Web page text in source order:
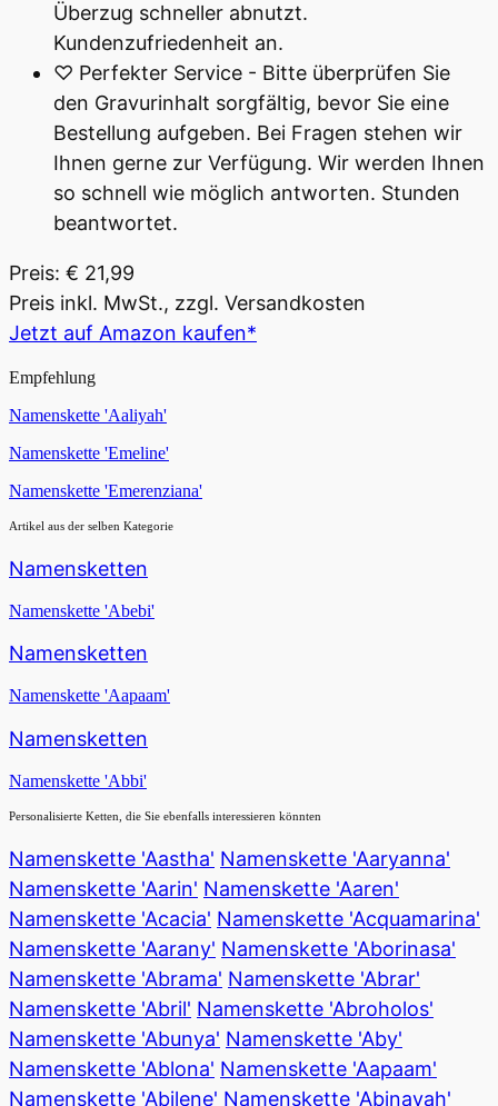
Überzug schneller abnutzt.
Kundenzufriedenheit an.
♡ Perfekter Service - Bitte überprüfen Sie
den Gravurinhalt sorgfältig, bevor Sie eine
Bestellung aufgeben. Bei Fragen stehen wir
Ihnen gerne zur Verfügung. Wir werden Ihnen
so schnell wie möglich antworten. Stunden
beantwortet.
Preis: € 21,99
Preis inkl. MwSt., zzgl. Versandkosten
Jetzt auf Amazon kaufen*
Empfehlung
Namenskette 'Aaliyah'
Namenskette 'Emeline'
Namenskette 'Emerenziana'
Artikel aus der selben Kategorie
Namensketten
Namenskette 'Abebi'
Namensketten
Namenskette 'Aapaam'
Namensketten
Namenskette 'Abbi'
Personalisierte Ketten, die Sie ebenfalls interessieren könnten
Namenskette 'Aastha' Namenskette 'Aaryanna'
Namenskette 'Aarin' Namenskette 'Aaren'
Namenskette 'Acacia' Namenskette 'Acquamarina'
Namenskette 'Aarany' Namenskette 'Aborinasa'
Namenskette 'Abrama' Namenskette 'Abrar'
Namenskette 'Abril' Namenskette 'Abroholos'
Namenskette 'Abunya' Namenskette 'Aby'
Namenskette 'Ablona' Namenskette 'Aapaam'
Namenskette 'Abilene' Namenskette 'Abinayah'